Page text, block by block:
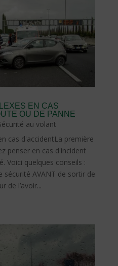
EN CAS
OU DE PANNE
au volant
cas d'accidentLa première
penser en cas d'incident
Voici quelques conseils :
AVANT de sortir de
de l’avoir...